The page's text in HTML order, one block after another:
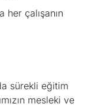
her çalışanın
sürekli eğitim
mesleki ve